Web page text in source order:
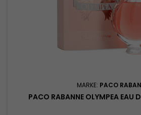
MARKE: PACO
PACO RABANNE OLYMPEA EAU